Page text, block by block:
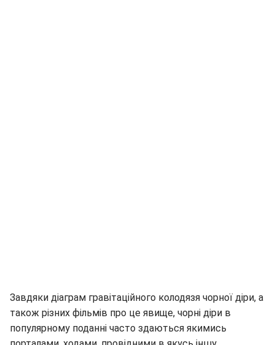
Завдяки діаграм гравітаційного колодязя чорної діри, а
також різних фільмів про це явище, чорні діри в
популярному поданні часто здаються якимись